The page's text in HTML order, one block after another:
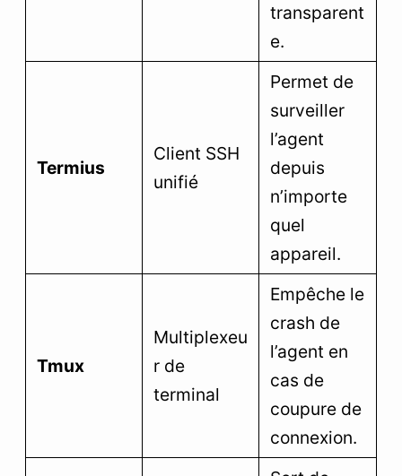
transparent
e.
Termius
Client SSH
unifié
Permet de
surveiller
l’agent
depuis
n’importe
quel
appareil.
Tmux
Multiplexeu
r de
terminal
Empêche le
crash de
l’agent en
cas de
coupure de
connexion.